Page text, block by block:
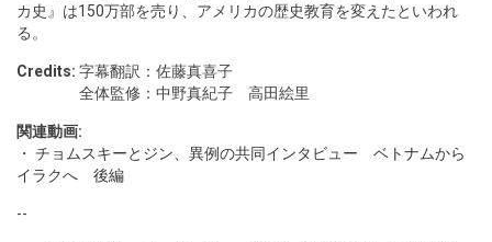
カ史』は150万部を売り、アメリカの歴史教育を変えたといわれ
る。
Credits: 字幕翻訳：佐藤真喜子
全体監修：中野真紀子 高田絵里
関連動画:
・ チョムスキーとジン、異例の共同インタビュー ベトナムから
イラクへ 後編
--